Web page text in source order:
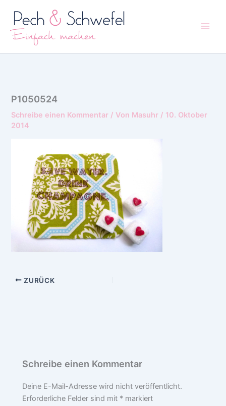
Inhalt
springen
P1050524
Schreibe einen Kommentar / Von Masuhr / 10. Oktober
2014
ZURÜCK
Schreibe einen Kommentar
Deine E-Mail-Adresse wird nicht veröffentlicht.
Erforderliche Felder sind mit * markiert